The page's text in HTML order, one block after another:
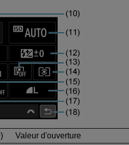
Valeur d'ouverture